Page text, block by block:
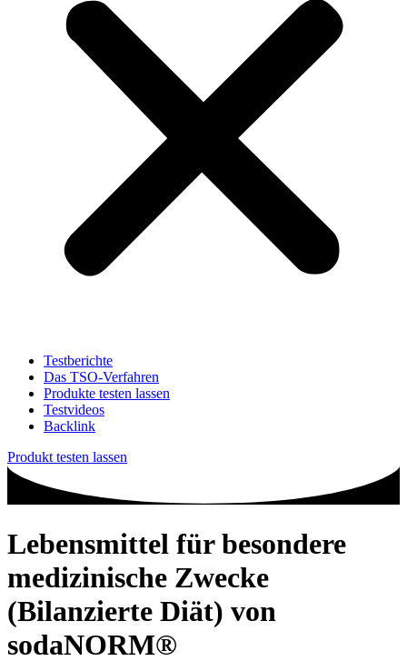
Testberichte
Das TSO-Verfahren
Produkte testen lassen
Testvideos
Backlink
Produkt testen lassen
Lebensmittel für besondere
medizinische Zwecke
(Bilanzierte Diät) von
sodaNORM®